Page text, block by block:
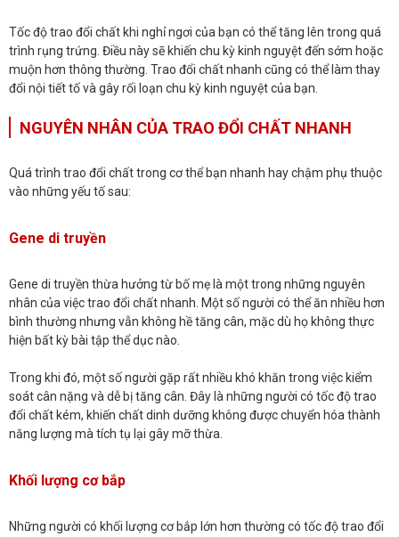
Tốc độ trao đổi chất khi nghỉ ngơi của bạn có thể tăng lên trong quá
trình rụng trứng. Điều này sẽ khiến chu kỳ kinh nguyệt đến sớm hoặc
muộn hơn thông thường. Trao đổi chất nhanh cũng có thể làm thay
đổi nội tiết tố và gây rối loạn chu kỳ kinh nguyệt của bạn.
NGUYÊN NHÂN CỦA TRAO ĐỔI CHẤT NHANH
Quá trình trao đổi chất trong cơ thể bạn nhanh hay chậm phụ thuộc
vào những yếu tố sau:
Gene di truyền
Gene di truyền thừa hưởng từ bố mẹ là một trong những nguyên
nhân của việc trao đổi chất nhanh. Một số người có thể ăn nhiều hơn
bình thường nhưng vẫn không hề tăng cân, mặc dù họ không thực
hiện bất kỳ bài tập thể dục nào.
Trong khi đó, một số người gặp rất nhiều khó khăn trong việc kiểm
soát cân nặng và dễ bị tăng cân. Đây là những người có tốc độ trao
đổi chất kém, khiến chất dinh dưỡng không được chuyển hóa thành
năng lượng mà tích tụ lại gây mỡ thừa.
Khối lượng cơ bắp
Những người có khối lượng cơ bắp lớn hơn thường có tốc độ trao đổi